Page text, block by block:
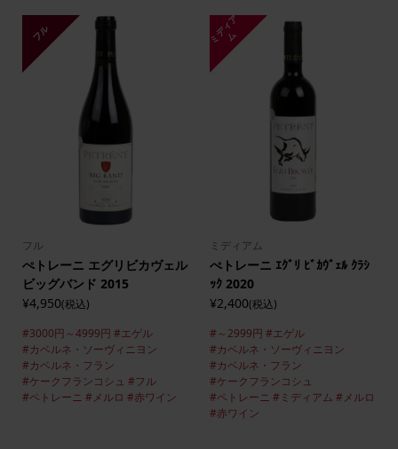
フル
フル
ぺトレーニ エグリビカヴェル
ビッグバンド 2015
¥4,950(税込)
#3000円～4999円 #エゲル
#カベルネ・ソーヴィニヨン
#カベルネ・フラン
#ケークフランコシュ #フル
#ペトレーニ #メルロ #赤ワイン
ミ
デ
ィ
ア
ム
ミディアム
ぺトレーニ ｴｸﾞﾘ ﾋﾞｶｳﾞｪﾙ ｸﾗｼ
ｯｸ 2020
¥2,400(税込)
#～2999円 #エゲル
#カベルネ・ソーヴィニヨン
#カベルネ・フラン
#ケークフランコシュ
#ペトレーニ #ミディアム #メルロ
#赤ワイン